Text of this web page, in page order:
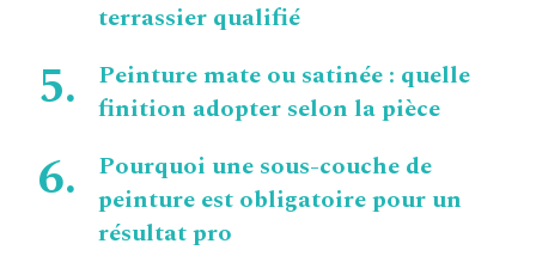
terrassier qualifié
Peinture mate ou satinée : quelle
finition adopter selon la pièce
Pourquoi une sous-couche de
peinture est obligatoire pour un
résultat pro